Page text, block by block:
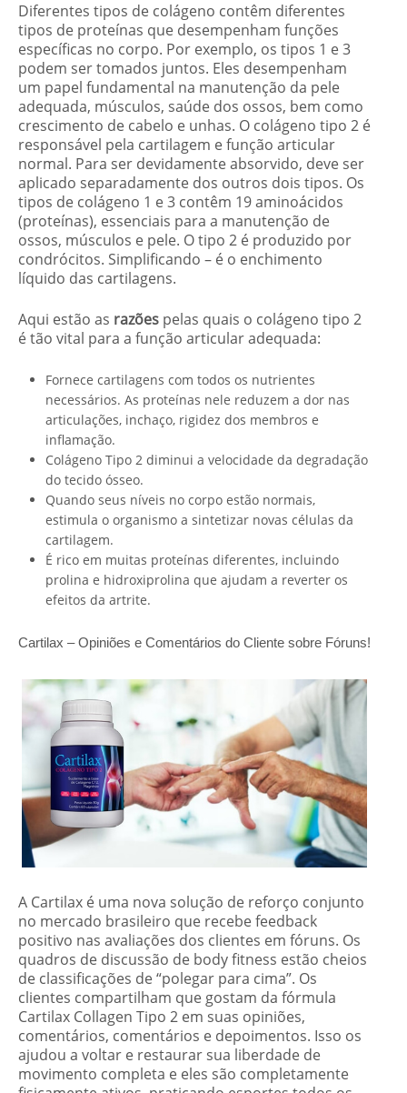
Diferentes tipos de colágeno contêm diferentes
tipos de proteínas que desempenham funções
específicas no corpo. Por exemplo, os tipos 1 e 3
podem ser tomados juntos. Eles desempenham
um papel fundamental na manutenção da pele
adequada, músculos, saúde dos ossos, bem como
crescimento de cabelo e unhas. O colágeno tipo 2 é
responsável pela cartilagem e função articular
normal. Para ser devidamente absorvido, deve ser
aplicado separadamente dos outros dois tipos. Os
tipos de colágeno 1 e 3 contêm 19 aminoácidos
(proteínas), essenciais para a manutenção de
ossos, músculos e pele. O tipo 2 é produzido por
condrócitos. Simplificando – é o enchimento
líquido das cartilagens.
Aqui estão as razões pelas quais o colágeno tipo 2
é tão vital para a função articular adequada:
Fornece cartilagens com todos os nutrientes
necessários. As proteínas nele reduzem a dor nas
articulações, inchaço, rigidez dos membros e
inflamação.
Colágeno Tipo 2 diminui a velocidade da degradação
do tecido ósseo.
Quando seus níveis no corpo estão normais,
estimula o organismo a sintetizar novas células da
cartilagem.
É rico em muitas proteínas diferentes, incluindo
prolina e hidroxiprolina que ajudam a reverter os
efeitos da artrite.
Cartilax – Opiniões e Comentários do Cliente sobre Fóruns!
A Cartilax é uma nova solução de reforço conjunto
no mercado brasileiro que recebe feedback
positivo nas avaliações dos clientes em fóruns. Os
quadros de discussão de body fitness estão cheios
de classificações de “polegar para cima”. Os
clientes compartilham que gostam da fórmula
Cartilax Collagen Tipo 2 em suas opiniões,
comentários, comentários e depoimentos. Isso os
ajudou a voltar e restaurar sua liberdade de
movimento completa e eles são completamente